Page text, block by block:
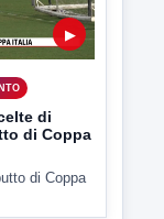
TUTTI I VIDEO
▶